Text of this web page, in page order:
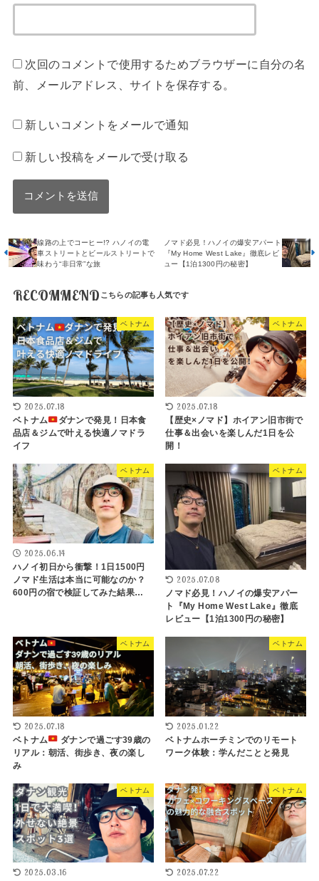
次回のコメントで使用するためブラウザーに自分の名
前、メールアドレス、サイトを保存する。
新しいコメントをメールで通知
新しい投稿をメールで受け取る
線路の上でコーヒー!? ハノイの電
車ストリートとビールストリートで
味わう“非日常”な旅
ノマド必見！ハノイの爆安アパート
『My Home West Lake』徹底レビ
ュー【1泊1300円の秘密】
RECOMMEND
ベトナム
2025.07.18
ベトナム
ダナンで発見！日本食
品店＆ジムで叶える快適ノマドラ
イフ
ベトナム
2025.07.18
【歴史×ノマド】ホイアン旧市街で
仕事＆出会いを楽しんだ1日を公
開！
ベトナム
2025.06.14
ハノイ初日から衝撃！1日1500円
ノマド生活は本当に可能なのか？
600円の宿で検証してみた結果…
ベトナム
2025.07.08
ノマド必見！ハノイの爆安アパー
ト『My Home West Lake』徹底
レビュー【1泊1300円の秘密】
ベトナム
2025.07.18
ベトナム
ダナンで過ごす39歳の
リアル：朝活、街歩き、夜の楽し
み
ベトナム
2025.01.22
ベトナムホーチミンでのリモート
ワーク体験：学んだことと発見
ベトナム
2025.03.16
ベトナム
2025.07.22